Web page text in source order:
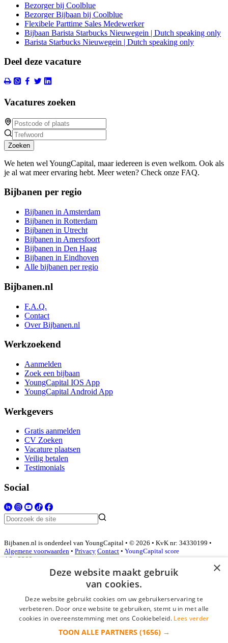
Bezorger bij Coolblue
Bezorger Bijbaan bij Coolblue
Flexibele Parttime Sales Medewerker
Bijbaan Barista Starbucks Nieuwegein | Dutch speaking only
Barista Starbucks Nieuwegein | Dutch speaking only
Deel deze vacature
Vacatures zoeken
Zoeken
We heten wel YoungCapital, maar iedereen is even welkom. Ook als
je al wat meer ervaring hebt. Meer weten? Check onze FAQ.
Bijbanen per regio
Bijbanen in Amsterdam
Bijbanen in Rotterdam
Bijbanen in Utrecht
Bijbanen in Amersfoort
Bijbanen in Den Haag
Bijbanen in Eindhoven
Alle bijbanen per regio
Bijbanen.nl
F.A.Q.
Contact
Over Bijbanen.nl
Werkzoekend
Aanmelden
Zoek een bijbaan
YoungCapital IOS App
YoungCapital Android App
Werkgevers
Gratis aanmelden
CV Zoeken
Vacature plaatsen
Veilig betalen
Testimonials
Social
Bijbanen.nl is onderdeel van YoungCapital • © 2026 • KvK nr: 34330199 •
Algemene voorwaarden • Privacy Contact • YoungCapital score
4.3 - 3366 reviews
Inloggen als bedrijf
*
×
Deze website maakt gebruik
van cookies.
Deze website gebruikt cookies om uw gebruikerservaring te
verbeteren. Door onze website te gebruiken, stemt u in met alle
cookies in overeenstemming met ons Cookiebeleid. Lees verder
TOON ALLE PARTNERS (1656) →